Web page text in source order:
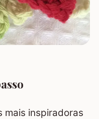
mais inspiradoras